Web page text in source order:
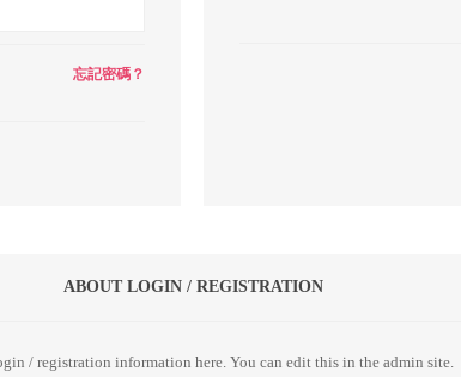
忘記密碼？
ABOUT LOGIN / REGISTRATION
/ registration information here. You can edit this in the admin site.